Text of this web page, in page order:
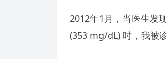
2012年1月，当医生发
(353 mg/dL) 时，我被